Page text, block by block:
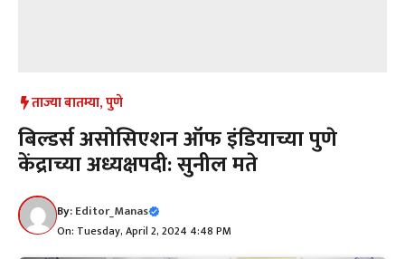
ताज्या बातम्या,पुणे
बिल्डर्स असोसिएशन ऑफ इंडियाच्या पुणे
केंद्राच्या अध्यक्षपदी: सुनील मते
By:Editor_Manas
On: Tuesday, April 2, 2024 4:48 PM